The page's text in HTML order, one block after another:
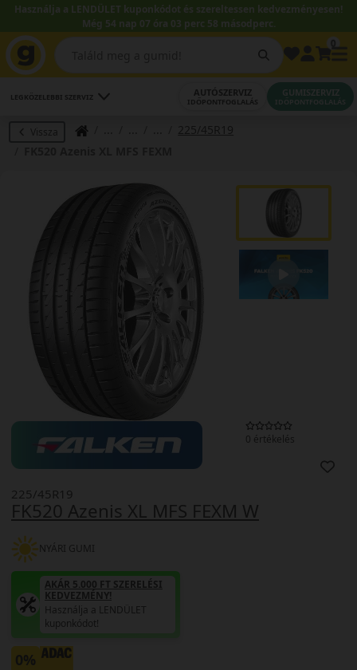
Használja a LENDÜLET kuponkódot és szereltessen kedvezményesen!
Még 54 nap 07 óra 03 perc 57 másodperc.
LEGKÖZELEBBI SZERVIZ AUTÓSZERVIZ
IDŐPONTFOGLALÁS
GUMISZERVIZ
IDŐPONTFOGLALÁS
Vissza
225/45R19
0 értékelés
FK520 Azenis XL MFS FEXM W
225/45R19
NYÁRI GUMI
AKÁR 5.000 FT SZERELÉSI
KEDVEZMÉNY!
Használja a LENDÜLET
kuponkódot!
0%